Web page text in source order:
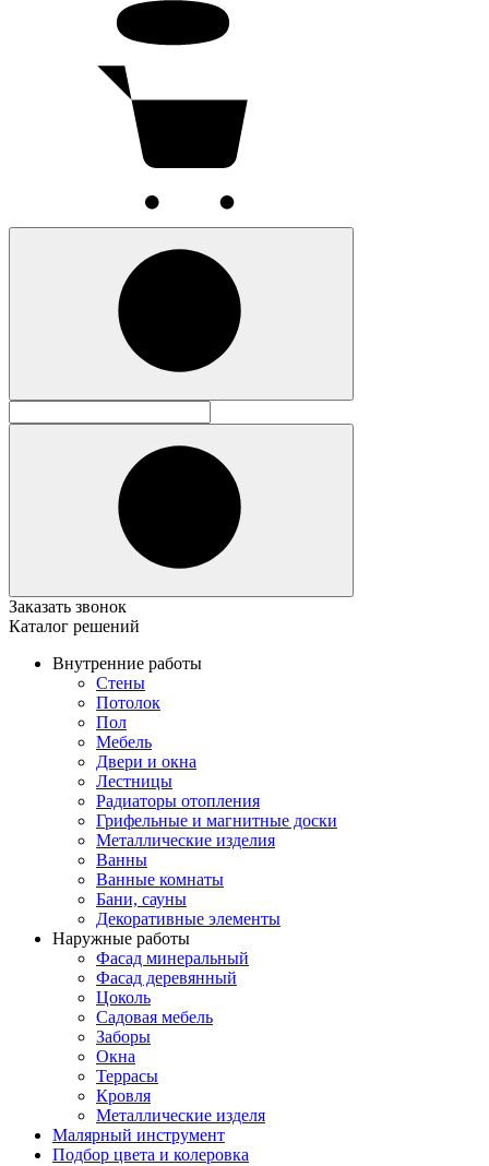
Заказать звонок
Каталог решений
Внутренние работы
Стены
Потолок
Пол
Мебель
Двери и окна
Лестницы
Радиаторы отопления
Грифельные и магнитные доски
Металлические изделия
Ванны
Ванные комнаты
Бани, сауны
Декоративные элементы
Наружные работы
Фасад минеральный
Фасад деревянный
Цоколь
Садовая мебель
Заборы
Окна
Террасы
Кровля
Металлические изделя
Малярный инструмент
Подбор цвета и колеровка